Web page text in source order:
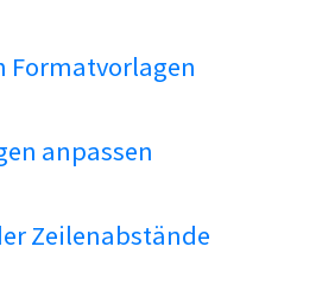
Formatvorlagen
anpassen
Zeilenabstände